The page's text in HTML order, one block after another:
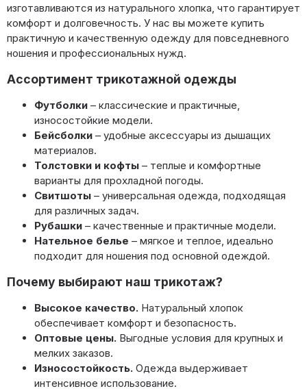
изготавливаются из натурального хлопка, что гарантирует
комфорт и долговечность. У нас вы можете купить
практичную и качественную одежду для повседневного
ношения и профессиональных нужд.
Ассортимент трикотажной одежды
Футболки – классические и практичные,
износостойкие модели.
Бейсболки – удобные аксессуары из дышащих
материалов.
Толстовки и кофты – теплые и комфортные
варианты для прохладной погоды.
Свитшоты – универсальная одежда, подходящая
для различных задач.
Рубашки – качественные и практичные модели.
Нательное белье – мягкое и теплое, идеально
подходит для ношения под основной одеждой.
Почему выбирают наш трикотаж?
Высокое качество. Натуральный хлопок
обеспечивает комфорт и безопасность.
Оптовые цены. Выгодные условия для крупных и
мелких заказов.
Износостойкость. Одежда выдерживает
интенсивное использование.